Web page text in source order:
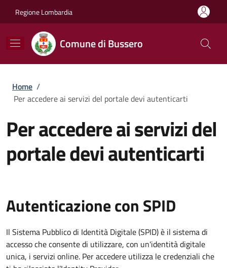
Regione Lombardia
Comune di Bussero
Briciole di pane
Home /
Per accedere ai servizi del portale devi autenticarti
Per accedere ai servizi del
portale devi autenticarti
Autenticazione con SPID
Il Sistema Pubblico di Identità Digitale (SPID) è il sistema di
accesso che consente di utilizzare, con un'identità digitale
unica, i servizi online. Per accedere utilizza le credenziali che